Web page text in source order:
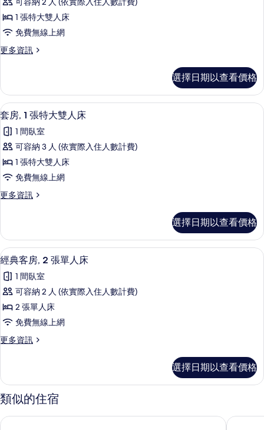
的
所
有
人
床
詳
典
客
房,
1
特
大
雙
人
床
的
所
有
1 張特大雙人床
免費無線上網
更多資訊
更
客
房,
1
特
大
人
床
詳
選擇日期以查看價格
顯
示
套
房,
1
張
特
雙
人
床
的
所
有
相
片
套房, 1 張特大雙人床 | 低過敏寢具、
4
套房, 1 張特大雙人床
1 間臥室
可容納 3 人 (依實際入住人數計費)
1 張特大雙人床
免費無線上網
更多資訊
更
1
張
特
雙
人
的
詳
選擇日期以查看價格
顯
示
經
典
客
房,
2
單
人
床
的
經典客房, 2 張單人床 | 低過敏寢具、
4
經典客房, 2 張單人床
1 間臥室
可容納 2 人 (依實際入住人數計費)
2 張單人床
免費無線上網
更多資訊
更
客
房,
2
單
選擇日期以查看價格
類似的住宿
克拉科夫老城區溫德姆大飯店 克拉科